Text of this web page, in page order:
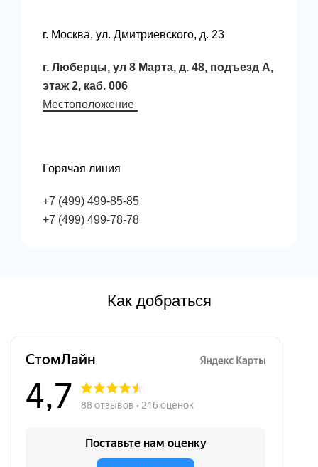
г. Москва, ул. Дмитриевского, д. 23
г. Люберцы, ул 8 Марта, д. 48, подъезд А,
этаж 2, каб. 006
Местоположение
Горячая линия
+7 (499) 499-85-85
+7 (499) 499-78-78
Как добраться